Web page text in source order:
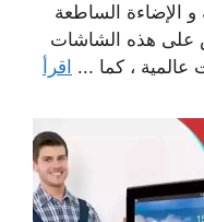
و الإضاءة الساطعة
على هذه الشاشات
عالمية ، كما ... اقرأ